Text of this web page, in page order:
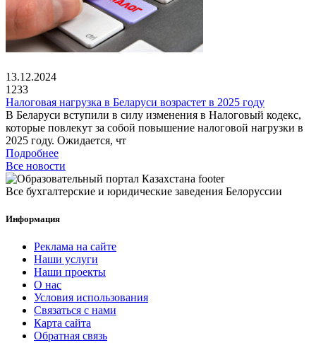
13.12.2024
1233
Налоговая нагрузка в Беларуси возрастет в 2025 году
В Беларуси вступили в силу изменения в Налоговый кодекс,
которые повлекут за собой повышение налоговой нагрузки в
2025 году. Ожидается, чт
Подробнее
Все новости
Все бухгалтерские и юридические заведения Белоруссии
Информация
Реклама на сайте
Наши услуги
Наши проекты
О нас
Условия использования
Связаться с нами
Карта сайта
Обратная связь